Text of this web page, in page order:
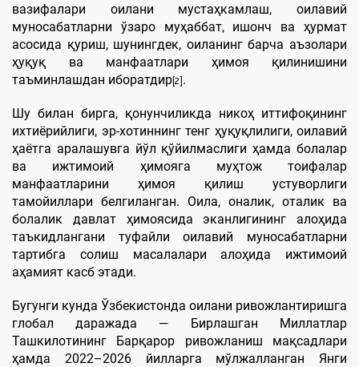
вазифалари оилани мустаҳкамлаш, оилавий
муносабатларни ўзаро муҳаббат, ишонч ва ҳурмат
асосида қуриш, шунингдек, оиланинг барча аъзолари
ҳуқуқ ва манфаатлари ҳимоя қилинишини
таъминлашдан иборатдир[2] .
Шу билан бирга, қонунчиликда никоҳ иттифоқининг
ихтиёрийлиги, эр-хотиннинг тенг ҳуқуқлилиги, оилавий
ҳаётга аралашувга йўл қўйилмаслиги ҳамда болалар
ва ижтимоий ҳимояга муҳтож тоифалар
манфаатларини ҳимоя қилиш устуворлиги
тамойиллари белгиланган. Оила, оналик, оталик ва
болалик давлат ҳимоясида эканлигининг алоҳида
таъкидлангани туфайли оилавий муносабатларни
тартибга солиш масалалари алоҳида ижтимоий
аҳамият касб этади.
Бугунги кунда Ўзбекистонда оилани ривожлантиришга
глобал даражада — Бирлашган Миллатлар
Ташкилотининг Барқарор ривожланиш мақсадлари
ҳамда 2022–2026 йилларга мўлжалланган Янги